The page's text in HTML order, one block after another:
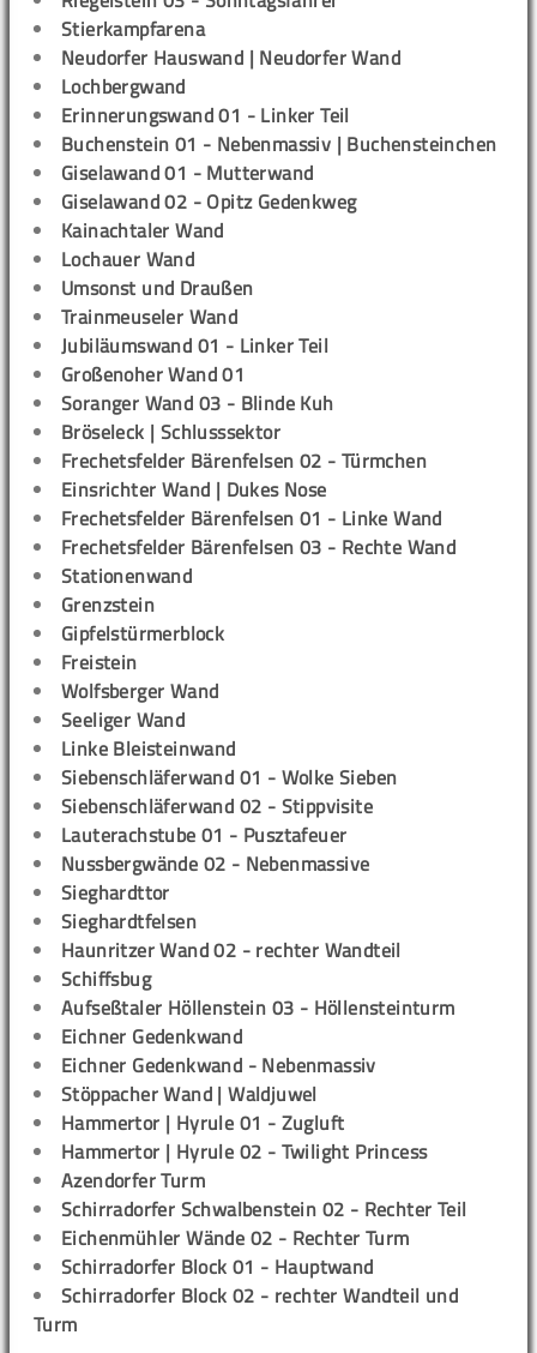
Stierkampfarena
Neudorfer Hauswand | Neudorfer Wand
Lochbergwand
Erinnerungswand 01 - Linker Teil
Buchenstein 01 - Nebenmassiv | Buchensteinchen
Giselawand 01 - Mutterwand
Giselawand 02 - Opitz Gedenkweg
Kainachtaler Wand
Lochauer Wand
Umsonst und Draußen
Trainmeuseler Wand
Jubiläumswand 01 - Linker Teil
Großenoher Wand 01
Soranger Wand 03 - Blinde Kuh
Bröseleck | Schlusssektor
Frechetsfelder Bärenfelsen 02 - Türmchen
Einsrichter Wand | Dukes Nose
Frechetsfelder Bärenfelsen 01 - Linke Wand
Frechetsfelder Bärenfelsen 03 - Rechte Wand
Stationenwand
Grenzstein
Gipfelstürmerblock
Freistein
Wolfsberger Wand
Seeliger Wand
Linke Bleisteinwand
Siebenschläferwand 01 - Wolke Sieben
Siebenschläferwand 02 - Stippvisite
Lauterachstube 01 - Pusztafeuer
Nussbergwände 02 - Nebenmassive
Sieghardttor
Sieghardtfelsen
Haunritzer Wand 02 - rechter Wandteil
Schiffsbug
Aufseßtaler Höllenstein 03 - Höllensteinturm
Eichner Gedenkwand
Eichner Gedenkwand - Nebenmassiv
Stöppacher Wand | Waldjuwel
Hammertor | Hyrule 01 - Zugluft
Hammertor | Hyrule 02 - Twilight Princess
Azendorfer Turm
Schirradorfer Schwalbenstein 02 - Rechter Teil
Eichenmühler Wände 02 - Rechter Turm
Schirradorfer Block 01 - Hauptwand
Schirradorfer Block 02 - rechter Wandteil und
Turm